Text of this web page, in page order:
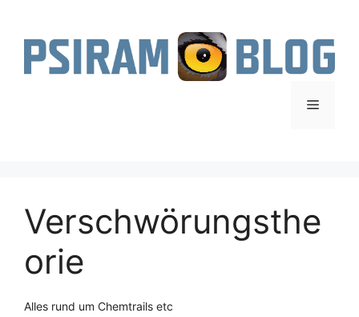
springen
Menü
Verschwörungsthe
orie
Alles rund um Chemtrails etc